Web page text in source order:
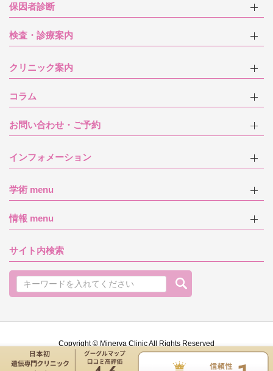
保因者診断
検査・診療案内
クリニック案内
コラム
お問い合わせ・ご予約
インフォメーション
学術 menu
情報 menu
サイト内検索
Copyright © Minerva Clinic All Rights Reserved